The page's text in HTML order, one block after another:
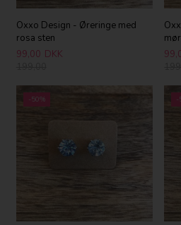
Oxxo Design - Øreringe med
rosa sten
99,00 DKK
-50% -